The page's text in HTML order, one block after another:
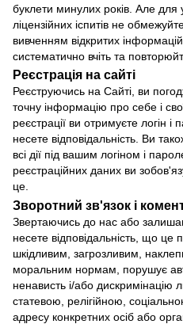
буклети минулих років. Але для
ліцензійних іспитів не
вивченням відкритих
систематично вчіть та
Реєстрація на сайті
Реєструючись на Сайті, ви
точну інформацію про себе і
реєстрації ви отримуєте логін і
несете відповідальність. Ви
всі дії під вашим логіном і
реєстраційних даних ви
це.
Зворотний зв'язок і
Звертаючись до нас або
несете відповідальність, що
шкідливим, загрозливим,
моральним нормам, порушує
ненависть і/або дискримінацію
статевою, релігійною,
адресу конкретних осіб або